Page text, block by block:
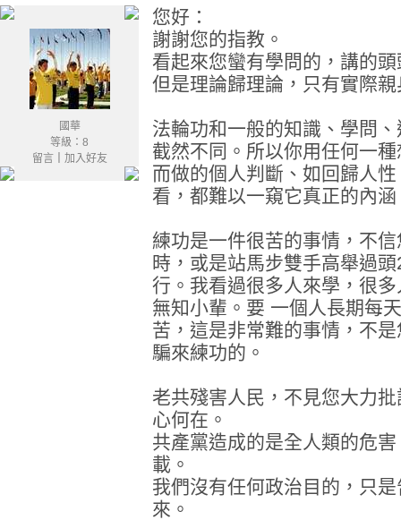
國華
等級：8
留言｜ 加入好友
您好：
謝謝您的指教。
看起來您蠻有學問的，講的
但是理論歸理論，只有實際
法輪功和一般的知識、學問
截然不同。所以你用任何一
而做的個人判斷、如回歸人
看，都難以一窺它真正的內涵
練功是一件很苦的事情，不
時，或是站馬步雙手高舉過
行。我看過很多人來學，很
無知小輩。要 一個人長期每
苦，這是非常難的事情，不
騙來練功的。
老共殘害人民，不見您大力
心何在。
共產黨造成的是全人類的危
載。
我們沒有任何政治目的，只
來。